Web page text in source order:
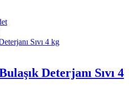
Deterjanı Sıvı 4